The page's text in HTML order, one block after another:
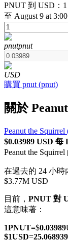
USDT永續
多種以
幣本位永續
以數字貨幣
美股、外匯
PNUT 到 USD：1
至 August 9 at
pnutpnut
USD
購買 pnut (pnut)
關於
Peanut the
$0.03989 USD 每
Peanut the
在過去的 24 小時
$3.77M USD
目前， PNUT 對
這意味著：
1PNUT=$0.03989
$1USD=